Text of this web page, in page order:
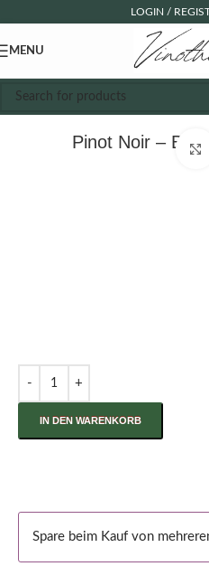
LOGIN /
MENU
Pinot Noir –
IN DEN WARENKORB
Spare beim Kauf von